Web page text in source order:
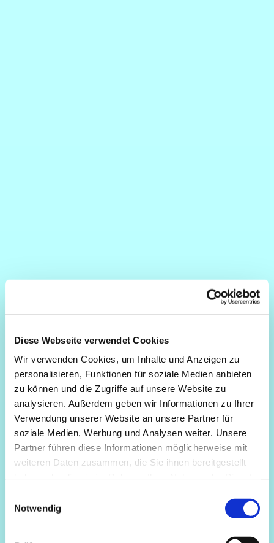
Diese Webseite verwendet Cookies
Wir verwenden Cookies, um Inhalte und Anzeigen zu
personalisieren, Funktionen für soziale Medien anbieten
zu können und die Zugriffe auf unsere Website zu
analysieren. Außerdem geben wir Informationen zu Ihrer
Verwendung unserer Website an unsere Partner für
soziale Medien, Werbung und Analysen weiter. Unsere
Partner führen diese Informationen möglicherweise mit
weiteren Daten zusammen, die Sie ihnen bereitgestellt
Notwendig